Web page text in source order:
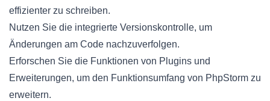
effizienter zu schreiben.
Nutzen Sie die integrierte Versionskontrolle, um
Änderungen am Code nachzuverfolgen.
Erforschen Sie die Funktionen von Plugins und
Erweiterungen, um den Funktionsumfang von PhpStorm zu
erweitern.